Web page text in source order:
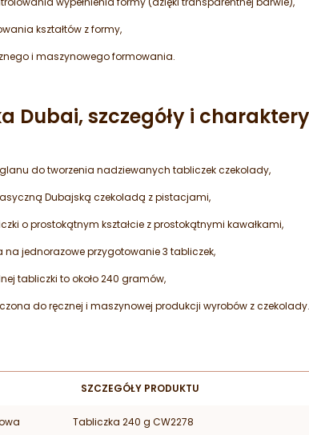
kształtów z formy,
i maszynowego formowania.
Dubai, szczegóły i
do tworzenia nadziewanych tabliczek czekolady,
Dubajską czekoladą z pistacjami,
o prostokątnym kształcie z prostokątnymi kawałkami,
jednorazowe przygotowanie 3 tabliczek,
tabliczki to około 240 gramów,
do ręcznej i maszynowej produkcji wyrobów z czekolady.
SZCZEGÓŁY PRODUKTU
Tabliczka 240 g CW2278